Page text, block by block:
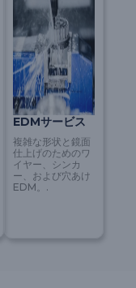
EDMサービス
複雑な形状と鏡面
仕上げのためのワ
イヤー、シンカ
ー、および穴あけ
EDM。.